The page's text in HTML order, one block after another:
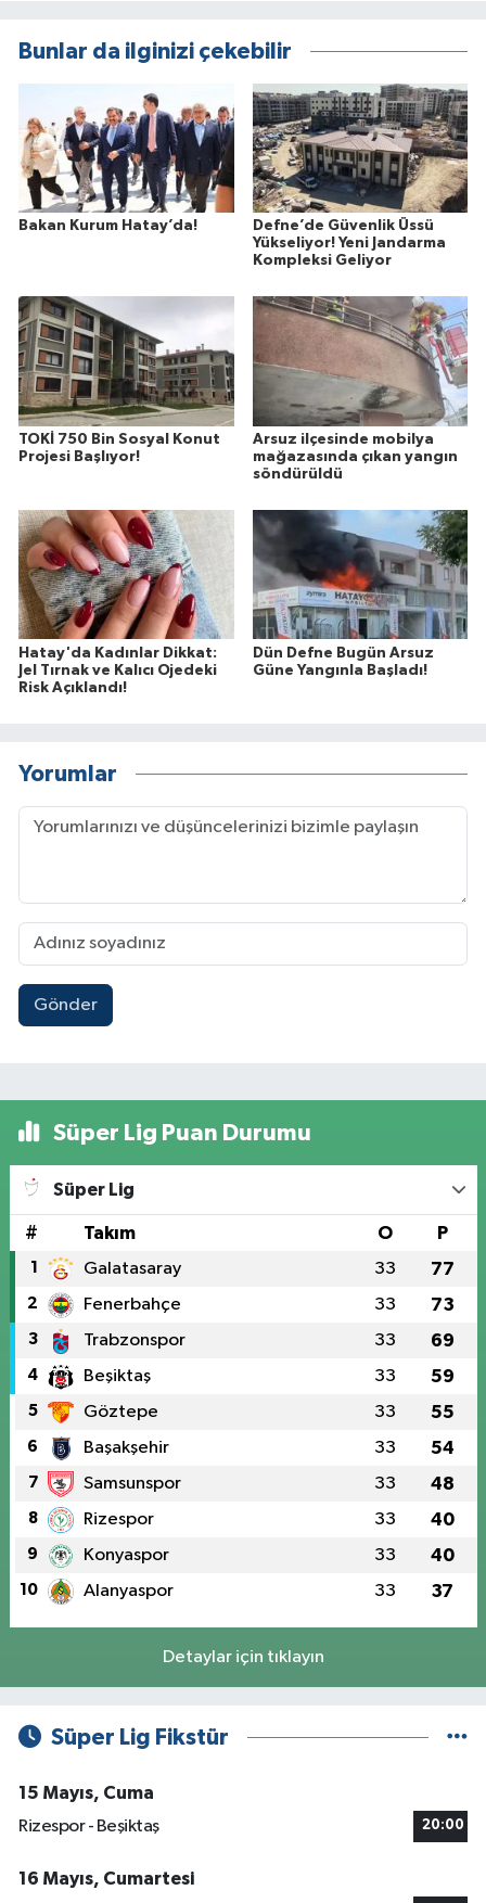
Bunlar da ilginizi çekebilir
Bakan Kurum Hatay’da!
Defne’de Güvenlik Üssü
Yükseliyor! Yeni Jandarma
Kompleksi Geliyor
TOKİ 750 Bin Sosyal Konut
Projesi Başlıyor!
Arsuz ilçesinde mobilya
mağazasında çıkan yangın
söndürüldü
Hatay'da Kadınlar Dikkat:
Jel Tırnak ve Kalıcı Ojedeki
Risk Açıklandı!
Dün Defne Bugün Arsuz
Güne Yangınla Başladı!
Yorumlar
Gönder
Süper Lig Puan Durumu
Süper Lig
# Takım O P
1 Galatasaray 33 77
2 Fenerbahçe 33 73
3 Trabzonspor 33 69
4 Beşiktaş 33 59
5 Göztepe 33 55
6 Başakşehir 33 54
7 Samsunspor 33 48
8 Rizespor 33 40
9 Konyaspor 33 40
10 Alanyaspor 33 37
Detaylar için tıklayın
Süper Lig Fikstür
15 Mayıs, Cuma
Rizespor - Beşiktaş
20:00
16 Mayıs, Cumartesi